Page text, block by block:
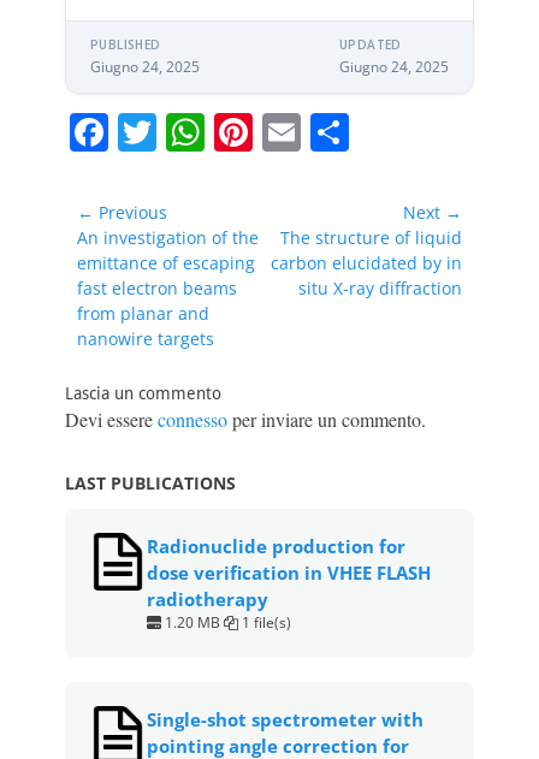
PUBLISHED
Giugno 24, 2025
UPDATED
Giugno 24, 2025
F
c
e
b
o
o
k
T
itt
er
W
s
A
p
p
Pi
e
st
E
l di
vi
Navigazione
articoli
← Previous
Previous
post:
An investigation of the
emittance of escaping
fast electron beams
from planar and
nanowire targets
Next →
Next
post:
The structure of liquid
carbon elucidated by in
situ X-ray diffraction
Lascia un commento
Devi essereconnessoper inviare un commento.
LAST PUBLICATIONS
Radionuclide production for
dose verification in VHEE FLASH
radiotherapy
1.20 MB 1 file(s)
Single-shot spectrometer with
pointing angle correction for